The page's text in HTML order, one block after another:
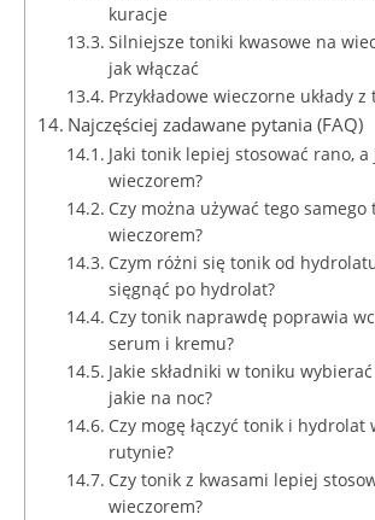
kuracje
Silniejsze toniki kwasowe na
jak włączać
Przykładowe wieczorne układy
Najczęściej zadawane pytania (FAQ)
Jaki tonik lepiej stosować rano, a
wieczorem?
Czy można używać tego
wieczorem?
Czym różni się tonik od
sięgnąć po hydrolat?
Czy tonik naprawdę poprawia
serum i kremu?
Jakie składniki w toniku
jakie na noc?
Czy mogę łączyć tonik i hydrolat
rutynie?
Czy tonik z kwasami lepiej
wieczorem?